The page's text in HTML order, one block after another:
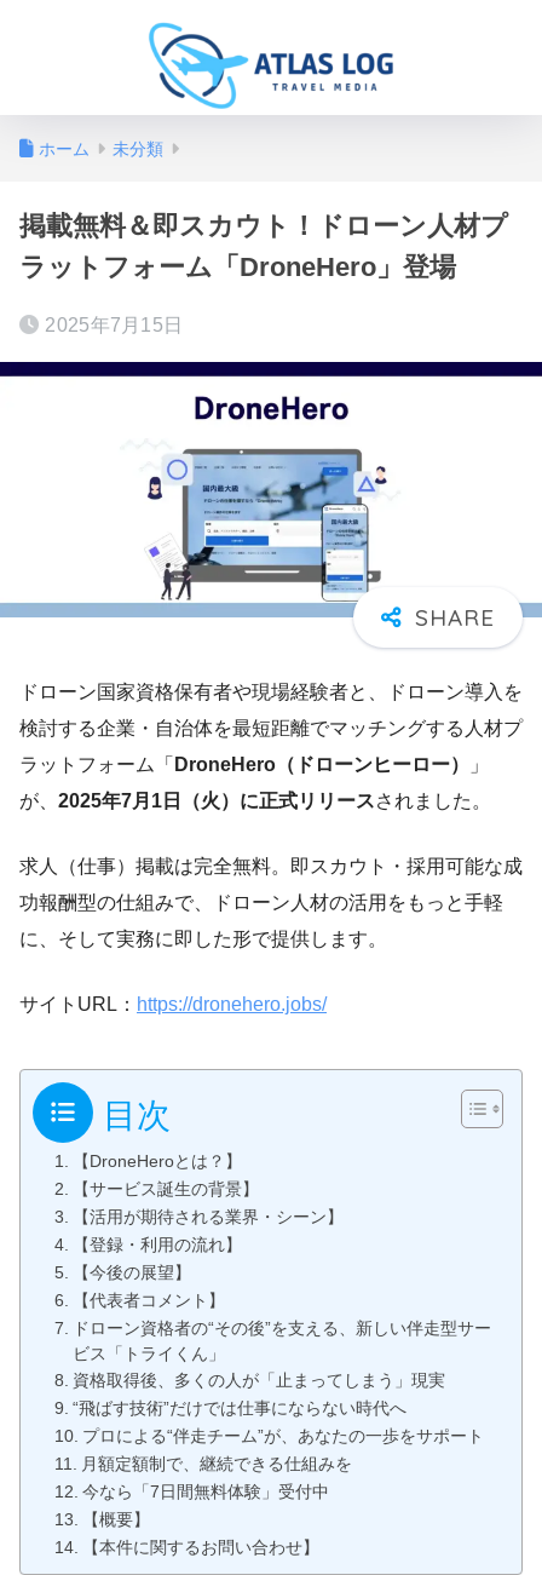
ホーム 未分類
掲載無料＆即スカウト！ドローン人材プ
ラットフォーム「DroneHero」登場
2025年7月15日
ドローン国家資格保有者や現場経験者と、ドローン導入を
検討する企業・自治体を最短距離でマッチングする人材プ
ラットフォーム「 DroneHero（ドローンヒーロー）
」
が、 2025年7月1日（火）に正式リリースされました。
求人（仕事）掲載は完全無料。即スカウト・採用可能な成
功報酬型の仕組みで、ドローン人材の活用をもっと手軽
に、そして実務に即した形で提供します。
サイトURL： https://dronehero.jobs/
目次
【DroneHeroとは？】
【サービス誕生の背景】
【活用が期待される業界・シーン】
【登録・利用の流れ】
【今後の展望】
【代表者コメント】
ドローン資格者の“その後”を支える、新しい伴走型サー
ビス「トライくん」
資格取得後、多くの人が「止まってしまう」現実
“飛ばす技術”だけでは仕事にならない時代へ
プロによる“伴走チーム”が、あなたの一歩をサポート
月額定額制で、継続できる仕組みを
今なら「7日間無料体験」受付中
【概要】
【本件に関するお問い合わせ】